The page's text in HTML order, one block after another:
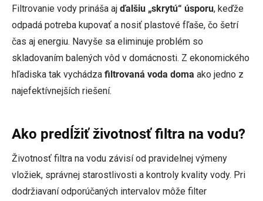
Filtrovanie vody prináša aj ďalšiu „skrytú“ úsporu, keďže
odpadá potreba kupovať a nosiť plastové fľaše, čo šetrí
čas aj energiu. Navyše sa eliminuje problém so
skladovaním balených vôd v domácnosti. Z ekonomického
hľadiska tak vychádza filtrovaná voda doma ako jedno z
najefektívnejších riešení.
Ako predĺžiť životnosť filtra na vodu?
Životnosť filtra na vodu závisí od pravidelnej výmeny
vložiek, správnej starostlivosti a kontroly kvality vody. Pri
dodržiavaní odporúčaných intervalov môže filter